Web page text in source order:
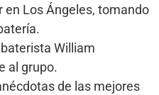
en Los Ángeles, tomando
William
al grupo.
de las mejores